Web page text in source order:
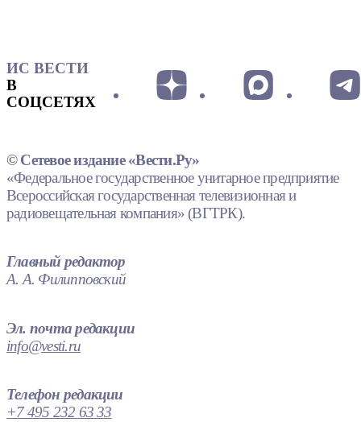
ИС ВЕСТИ
В
СОЦСЕТЯХ
© Сетевое издание «Вести.Ру»
«Федеральное государственное унитарное предприятие
Всероссийская государственная телевизионная и
радиовещательная компания» (ВГТРК).
Главный редактор
А. А. Филипповский
Эл. почта редакции
info@vesti.ru
Телефон редакции
+7 495 232 63 33